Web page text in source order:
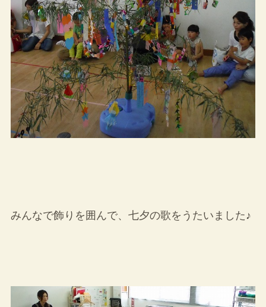
みんなで飾りを囲んで、七夕の歌をうたいました♪